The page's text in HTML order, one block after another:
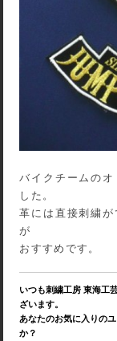
バイクチームの
した。
革には直接刺繍
が
おすすめです。
いつも刺繍工房 東海工
ざいます。
あなたのお気に入りの
か？